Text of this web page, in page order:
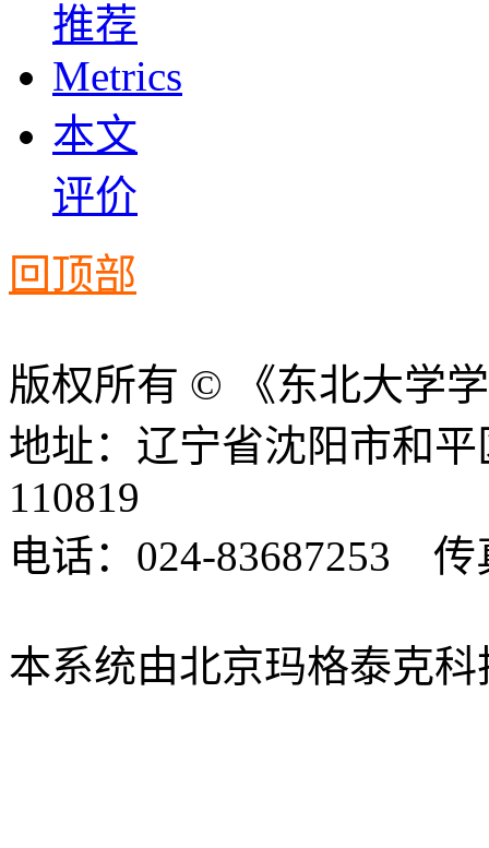
推荐
Metrics
本文
评价
回顶部
版权所有 © 《东北大学
地址：辽宁省沈阳市和
110819
电话：024-83687253
本系统由北京玛格泰克